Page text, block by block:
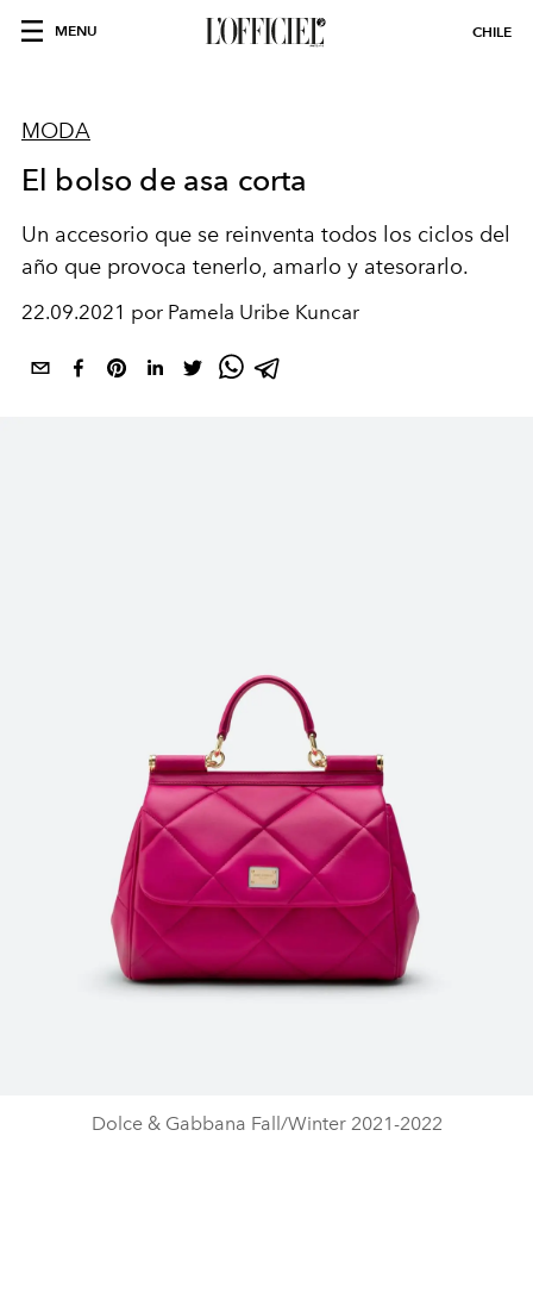
MENU CHILE
MODA
El bolso de asa corta
Un accesorio que se reinventa todos los ciclos del
año que provoca tenerlo, amarlo y atesorarlo.
22.09.2021 por Pamela Uribe Kuncar
Dolce & Gabbana Fall/Winter 2021-2022